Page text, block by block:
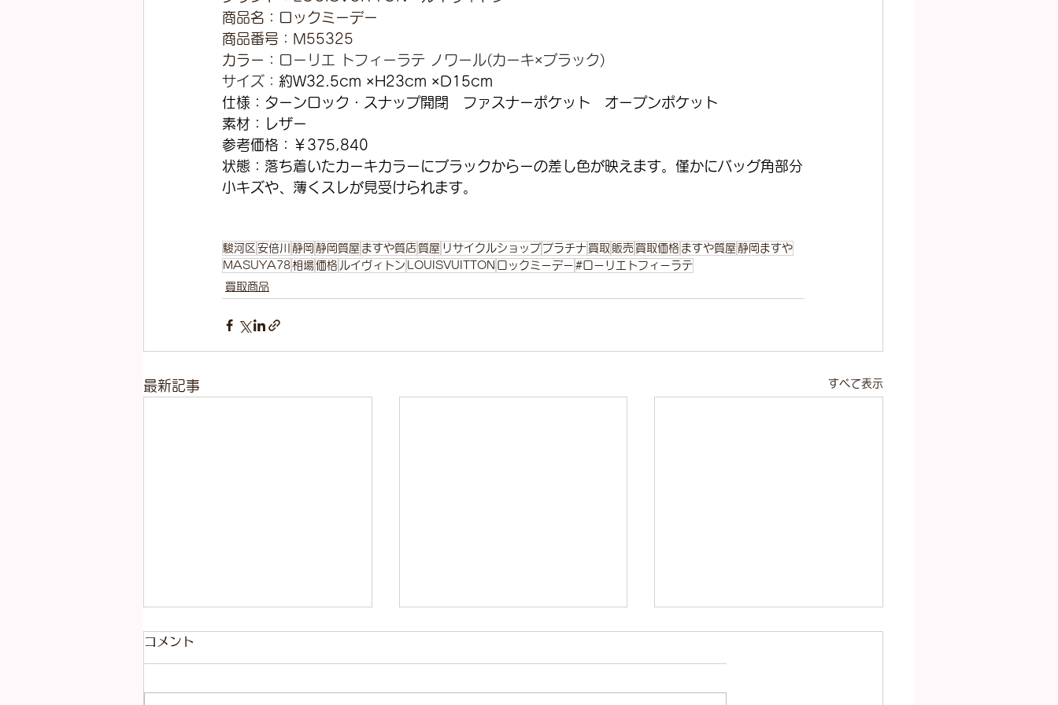
商品名：ロックミーデー
商品番号：M55325
カラー： ローリエ トフィーラテ ノワール(カーキ×ブラック)
サイズ： 約W32.5cm ×H23cm ×D15cm
仕様：ターンロック・スナップ開閉　ファスナーポケット　オープンポケット
素材：レザー
参考価格：￥375,840
状態：落ち着いたカーキカラーにブラックからーの差し色が映えます。僅かにバッグ角部分
小キズや、薄くスレが見受けられます。
駿河区 安倍川 静岡 静岡質屋 ますや質店 質屋 リサイクルショップ プラチナ 買取 販売 買取価格 ますや質屋 静岡ますや
MASUYA78相場 価格 ルイヴィトン LOUISVUITTON ロックミーデー #ローリエトフィーラテ
買取商品
最新記事 すべて表示
コメント